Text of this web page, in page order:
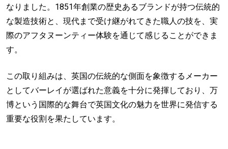
なりました。1851年創業の歴史あるブランドが持つ伝統的
な製造技術と、現代まで受け継がれてきた職人の技を、実
際のアフタヌーンティー体験を通じて感じることができま
す。
この取り組みは、英国の伝統的な側面を象徴するメーカー
としてバーレイが選ばれた意義を十分に発揮しており、万
博という国際的な舞台で英国文化の魅力を世界に発信する
重要な役割を果たしています。